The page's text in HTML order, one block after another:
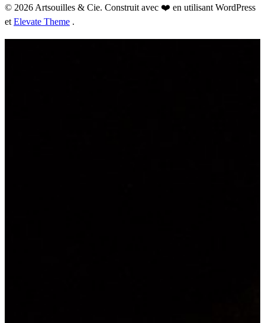
© 2026 Artsouilles & Cie. Construit avec ❤️ en utilisant WordPress
et Elevate Theme .